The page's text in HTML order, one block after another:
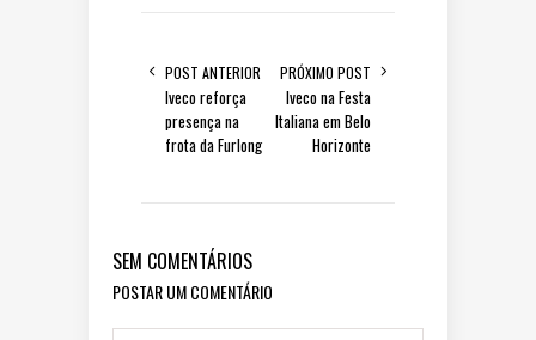
POST ANTERIOR
Iveco reforça
presença na
frota da Furlong
PRÓXIMO POST
Iveco na Festa
Italiana em Belo
Horizonte
SEM COMENTÁRIOS
POSTAR UM COMENTÁRIO